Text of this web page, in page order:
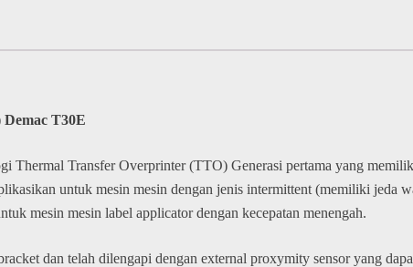
T30E
Thermal Transfer Overprinter (TTO) Generasi pertama yang
untuk mesin mesin dengan jenis intermittent (memiliki jeda
mesin mesin label applicator dengan kecepatan menengah.
dan telah dilengapi dengan external proxymity sensor yang